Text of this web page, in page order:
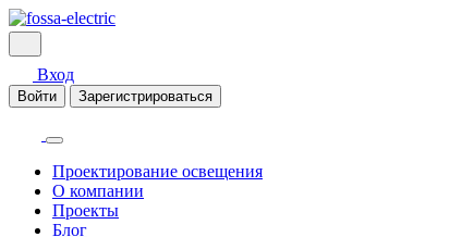
Вход
Войти Зарегистрироваться
Проектирование освещения
О компании
Проекты
Блог